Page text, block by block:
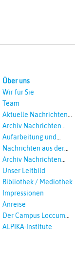
Über uns
Wir für Sie
Team
Aktuelle Nachrichten
aus dem RPI
Archiv Nachrichten
aus dem RPI ab 2018
Aufarbeitung und
Prävention
Landeskirche und EKD
Nachrichten aus der
Landeskirche
Archiv Nachrichten
aus der Landeskirche
Unser Leitbild
Bibliothek / Mediothek
Impressionen
Anreise
Der Campus Loccum
und Loccumer
ALPIKA-Institute